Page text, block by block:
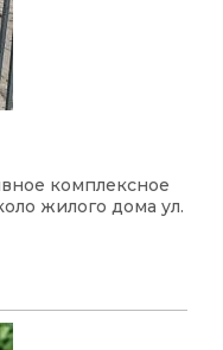
комплексное
жилого дома ул.